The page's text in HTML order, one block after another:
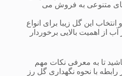
متنوعی به فروش می
این گل زیبا برای انواع
از اهمیت بالایی برخوردار
تا به معرفی نکات مهم
با نحوه نگهداری گل رز